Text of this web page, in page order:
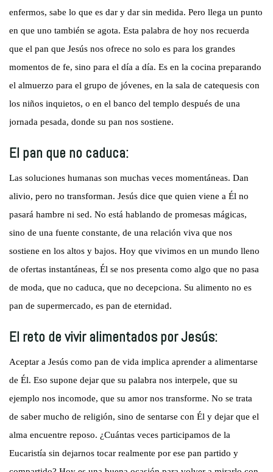
enfermos, sabe lo que es dar y dar sin medida. Pero llega un punto
en que uno también se agota. Esta palabra de hoy nos recuerda
que el pan que Jesús nos ofrece no solo es para los grandes
momentos de fe, sino para el día a día. Es en la cocina preparando
el almuerzo para el grupo de jóvenes, en la sala de catequesis con
los niños inquietos, o en el banco del templo después de una
jornada pesada, donde su pan nos sostiene.
El pan que no caduca:
Las soluciones humanas son muchas veces momentáneas. Dan
alivio, pero no transforman. Jesús dice que quien viene a Él no
pasará hambre ni sed. No está hablando de promesas mágicas,
sino de una fuente constante, de una relación viva que nos
sostiene en los altos y bajos. Hoy que vivimos en un mundo lleno
de ofertas instantáneas, Él se nos presenta como algo que no pasa
de moda, que no caduca, que no decepciona. Su alimento no es
pan de supermercado, es pan de eternidad.
El reto de vivir alimentados por Jesús:
Aceptar a Jesús como pan de vida implica aprender a alimentarse
de Él. Eso supone dejar que su palabra nos interpele, que su
ejemplo nos incomode, que su amor nos transforme. No se trata
de saber mucho de religión, sino de sentarse con Él y dejar que el
alma encuentre reposo. ¿Cuántas veces participamos de la
Eucaristía sin dejarnos tocar realmente por ese pan partido y